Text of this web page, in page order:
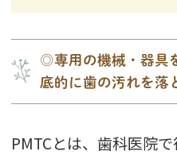
◎専用の機械・器具
底的に歯の汚れを落
PMTCとは、歯科医院